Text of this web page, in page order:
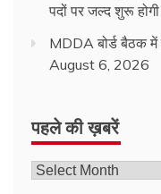
पदों पर जल्द शुरू होगी
MDDA बोर्ड बैठक में
August 6, 2026
पहले की ख़बरें